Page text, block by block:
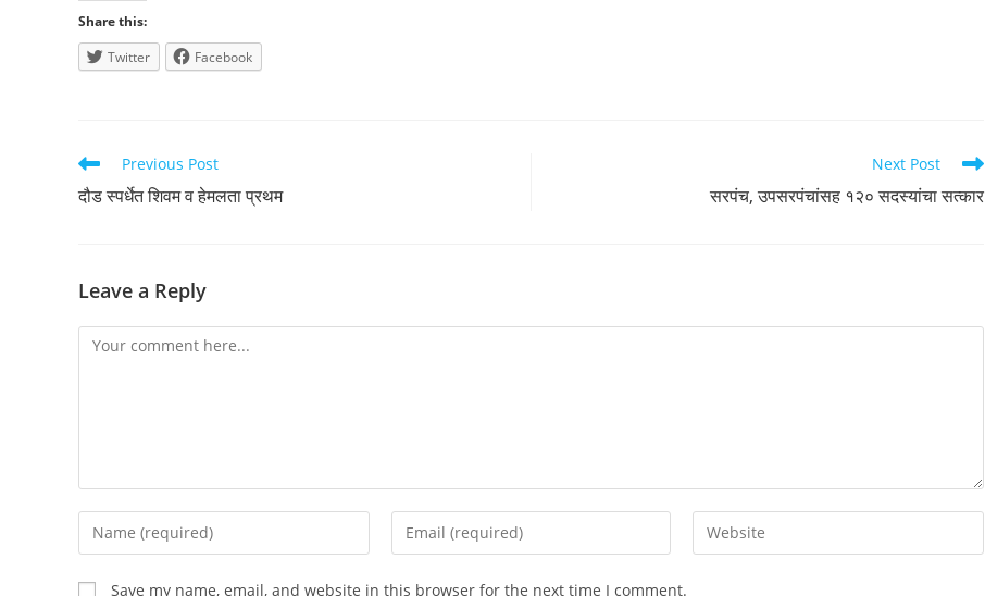
Share this:
Twitter
Facebook
Read
more
articles
Previous Post
दौड स्पर्धेत शिवम व हेमलता प्रथम
Next Post
सरपंच, उपसरपंचांसह १२० सदस्यांचा सत्कार
Leave a Reply
Comment
Enter
your
name
Enter
your
Enter
your
Save my name, email, and website in this browser for the next time I comment.